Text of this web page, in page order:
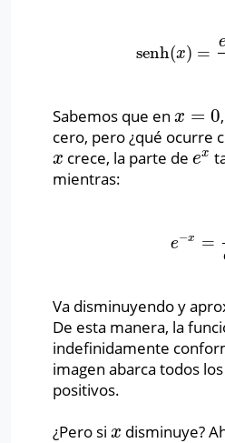
senh(x) =
e
senh(x) =e −
Sabemos que en x = 0
x= 0
cero, pero ¿qué ocurre
x
x crece, la parte deex
ex
mientras:
e−x =
e−x =1 e
Va disminuyendo y
De esta manera, la
indefinidamente
imagen abarca todos
positivos.
¿Pero si x
x disminuye?